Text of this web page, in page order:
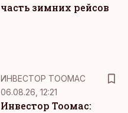
часть зимних рейсов
ИНВЕСТОР ТООМАС
06.08.26, 12:21
Инвестор Тоомас: